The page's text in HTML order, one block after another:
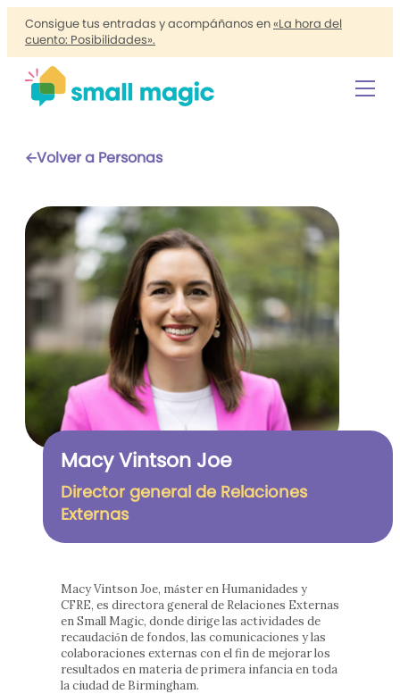
Consigue tus entradas y acompáñanos en«La hora del
cuento: Posibilidades».
Volver a Personas
Macy Vintson Joe
Director general de Relaciones
Externas
Macy Vintson Joe, máster en Humanidades y
CFRE, es directora general de Relaciones Externas
en Small Magic, donde dirige las actividades de
recaudación de fondos, las comunicaciones y las
colaboraciones externas con el fin de mejorar los
resultados en materia de primera infancia en toda
la ciudad de Birmingham.